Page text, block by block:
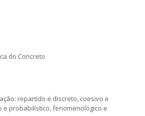
do Concreto
repartido e discreto, coesivo e
e probabilístico, fenomenológico e